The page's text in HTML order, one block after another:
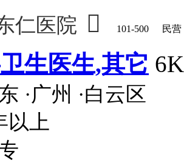
仁医院  101-500 民营
生医生,其它
·广州 ·白云区
以上